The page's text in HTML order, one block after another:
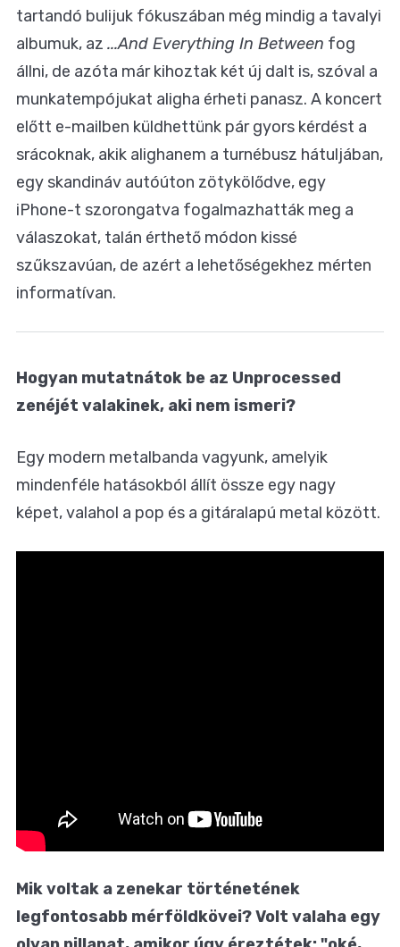
tartandó bulijuk fókuszában még mindig a tavalyi
albumuk, az ...And Everything In Between fog
állni, de azóta már kihoztak két új dalt is, szóval a
munkatempójukat aligha érheti panasz. A koncert
előtt e-mailben küldhettünk pár gyors kérdést a
srácoknak, akik alighanem a turnébusz hátuljában,
egy skandináv autóúton zötykölődve, egy
iPhone-t szorongatva fogalmazhatták meg a
válaszokat, talán érthető módon kissé
szűkszavúan, de azért a lehetőségekhez mérten
informatívan.
Hogyan mutatnátok be az Unprocessed
zenéjét valakinek, aki nem ismeri?
Egy modern metalbanda vagyunk, amelyik
mindenféle hatásokból állít össze egy nagy
képet, valahol a pop és a gitáralapú metal között.
Mik voltak a zenekar történetének
legfontosabb mérföldkövei? Volt valaha egy